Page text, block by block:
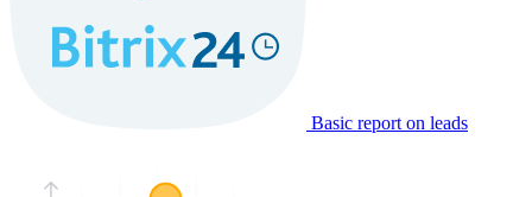
Basic report on leads